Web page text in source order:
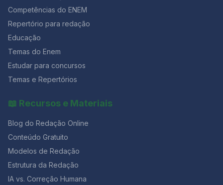
Competências do ENEM
Repertório para redação
Educação
Temas do Enem
Estudar para concursos
Temas e Repertórios
📖 Recursos e Materiais
Blog do Redação Online
Conteúdo Gratuito
Modelos de Redação
Estrutura da Redação
IA vs. Correção Humana